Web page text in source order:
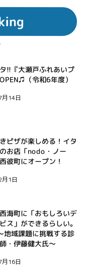
!!『大瀬戸ふれあいプ
（令和6年度）
14日
ピザが楽しめる！イタ
お店「nodo・ノー
彼町にオープン！
1日
海町に「おもしろいデ
ス」ができるらしい。
地域課題に挑戦する診
・伊藤健大氏〜
16日